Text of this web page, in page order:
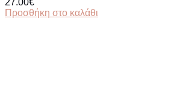
Προσθήκη στο καλάθι